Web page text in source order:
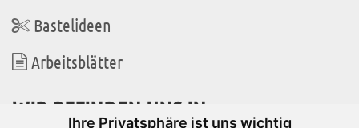
Ihre Privatsphäre ist uns wichtig
Bastelideen
Arbeitsblätter
WIR BEFINDEN UNS IN